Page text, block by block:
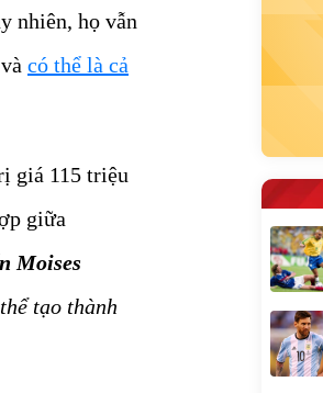
nhiên, họ vẫn
có thể là cả
giá 115 triệu
giữa
Moises
tạo thành